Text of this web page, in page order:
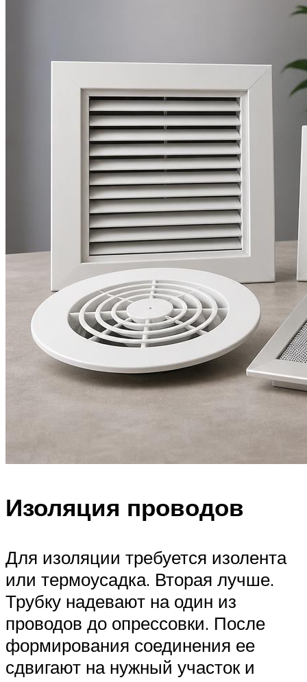
Изоляция проводов
Для изоляции требуется изолента
или термоусадка. Вторая лучше.
Трубку надевают на один из
проводов до опрессовки. После
формирования соединения ее
сдвигают на нужный участок и